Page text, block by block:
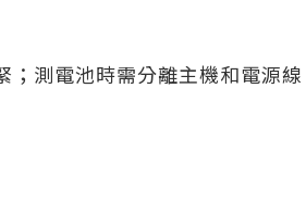
測電池時需分離主機和電源